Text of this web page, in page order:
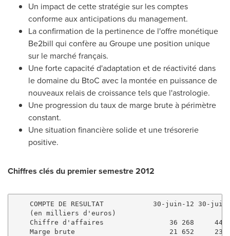
Un impact de cette stratégie sur les comptes
conforme aux anticipations du management.
La confirmation de la pertinence de l'offre monétique
Be2bill qui confère au Groupe une position unique
sur le marché français.
Une forte capacité d'adaptation et de réactivité dans
le domaine du BtoC avec la montée en puissance de
nouveaux relais de croissance tels que l'astrologie.
Une progression du taux de marge brute à périmètre
constant.
Une situation financière solide et une trésorerie
positive.
Chiffres clés du premier semestre 2012
COMPTE DE RESULTAT            30-juin-12 30-
    (en milliers d'euros)
Chiffre d'affaires                36 268     44
Marge brute                       21 652     23